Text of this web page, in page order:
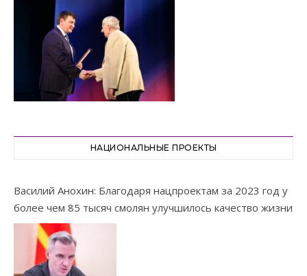
НАЦИОНАЛЬНЫЕ ПРОЕКТЫ
Василий Анохин: Благодаря нацпроектам за 2023 год у
более чем 85 тысяч смолян улучшилось качество жизни